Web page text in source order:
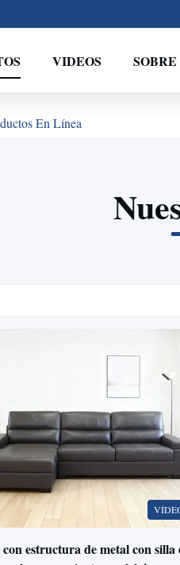
VIDEOS
En Línea
con estructura de metal con silla